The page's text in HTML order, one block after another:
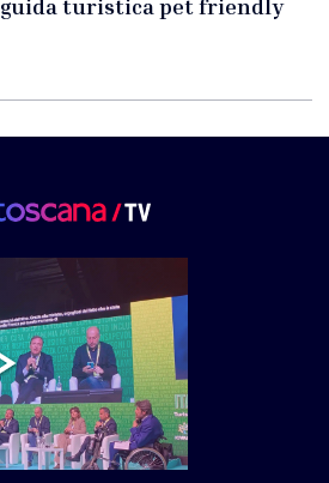
guida turistica pet friendly